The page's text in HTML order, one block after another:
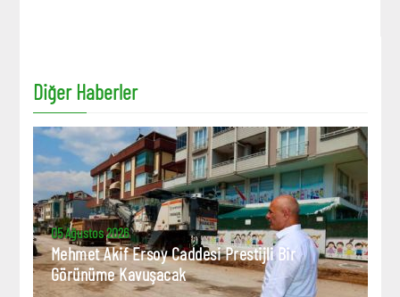
Diğer Haberler
05 Ağustos 2026
Mehmet Akif Ersoy Caddesi Prestijli Bir
Görünüme Kavuşacak